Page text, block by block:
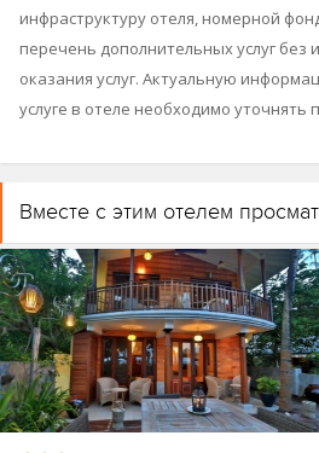
инфраструктуру отеля, номерной
перечень дополнительных услуг без
оказания услуг. Актуальную
услуге в отеле необходимо уточнять
Вместе с этим отелем